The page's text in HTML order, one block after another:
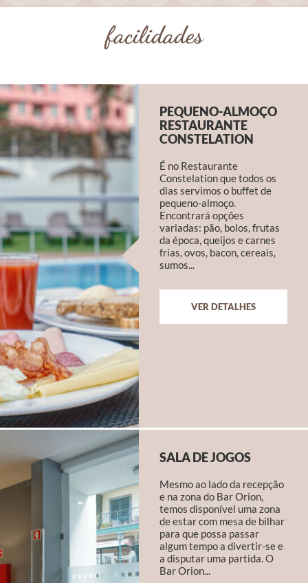
facilidades
PEQUENO-ALMOÇO
RESTAURANTE
CONSTELATION
É no Restaurante
Constelation que todos os
dias servimos o buffet de
pequeno-almoço.
Encontrará opções
variadas: pão, bolos, frutas
da época, queijos e carnes
frias, ovos, bacon, cereais,
sumos...
VER DETALHES
SALA DE JOGOS
Mesmo ao lado da recepção
e na zona do Bar Orion,
temos disponível uma zona
de estar com mesa de bilhar
para que possa passar
algum tempo a divertir-se e
a disputar uma partida. O
Bar Orion...